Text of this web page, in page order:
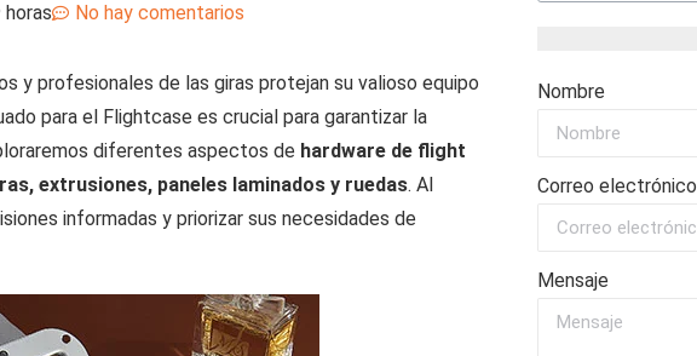
horas No hay comentarios
y profesionales de las giras protejan su valioso equipo
para el Flightcase es crucial para garantizar la
diferentes aspectos de hardware de flight
extrusiones, paneles laminados y ruedas. Al
informadas y priorizar sus necesidades de
Nombre
Correo electrónico
Mensaje